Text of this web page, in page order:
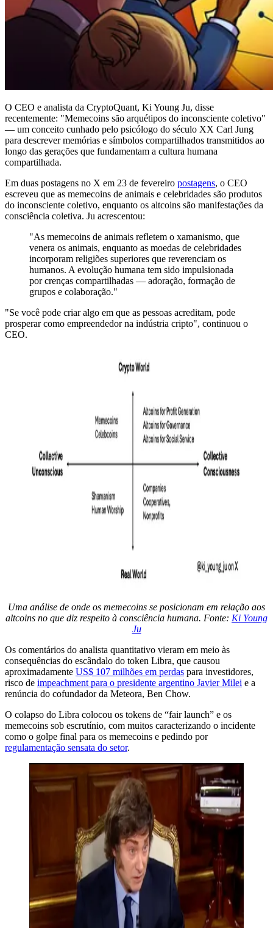
O CEO e analista da CryptoQuant, Ki Young Ju, disse
recentemente: "Memecoins são arquétipos do inconsciente coletivo"
— um conceito cunhado pelo psicólogo do século XX Carl Jung
para descrever memórias e símbolos compartilhados transmitidos ao
longo das gerações que fundamentam a cultura humana
compartilhada.
Em duas postagens no X em 23 de fevereiro postagens, o CEO
escreveu que as memecoins de animais e celebridades são produtos
do inconsciente coletivo, enquanto os altcoins são manifestações da
consciência coletiva. Ju acrescentou:
"As memecoins de animais refletem o xamanismo, que
venera os animais, enquanto as moedas de celebridades
incorporam religiões superiores que reverenciam os
humanos. A evolução humana tem sido impulsionada
por crenças compartilhadas — adoração, formação de
grupos e colaboração."
"Se você pode criar algo em que as pessoas acreditam, pode
prosperar como empreendedor na indústria cripto", continuou o
CEO.
Uma análise de onde os memecoins se posicionam em relação aos
altcoins no que diz respeito à consciência humana. Fonte: Ki Young
Ju
Os comentários do analista quantitativo vieram em meio às
consequências do escândalo do token Libra, que causou
aproximadamente US$ 107 milhões em perdas para investidores,
risco de impeachment para o presidente argentino Javier Milei e a
renúncia do cofundador da Meteora, Ben Chow.
O colapso do Libra colocou os tokens de “fair launch” e os
memecoins sob escrutínio, com muitos caracterizando o incidente
como o golpe final para os memecoins e pedindo por
regulamentação sensata do setor.